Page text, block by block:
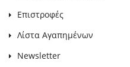
Επιστροφές
Λίστα Αγαπημένων
Newsletter